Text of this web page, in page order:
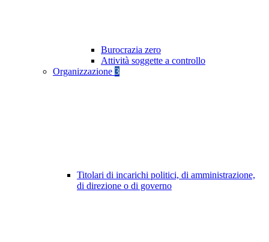
Burocrazia zero
Attività soggette a controllo
Organizzazione 3
Titolari di incarichi politici, di amministrazione,
di direzione o di governo